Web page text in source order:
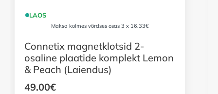
LAOS
Maksa kolmes võrdses osas 3 x 16.33€
Connetix magnetklotsid 2-
osaline plaatide komplekt Lemon
& Peach (Laiendus)
49.00€